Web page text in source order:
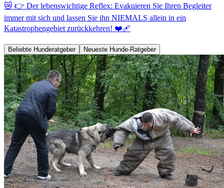
😿 👉 Der lebenswichtige Reflex: Evakuieren Sie Ihren Begleiter
immer mit sich und lassen Sie ihn NIEMALS allein in ein
Katastrophengebiet zurückkehren! ❤️‍🩹
Beliebte Hunderatgeber Neueste Hunde-Ratgeber